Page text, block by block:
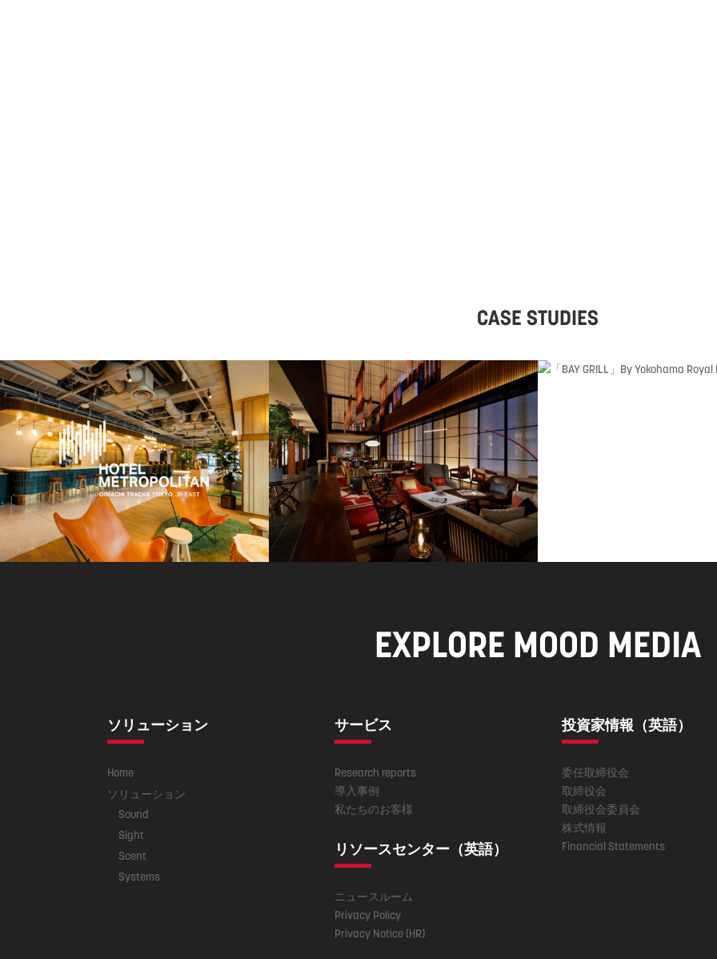
CASE STUDIES
EXPLORE MOOD MEDIA
ソリューション
Home
ソリューション
Sound
Sight
Scent
Systems
サービス
Research reports
導入事例
私たちのお客様
リソースセンター（英語）
ニュースルーム
Privacy Policy
Privacy Notice (HR)
投資家情報（英語）
委任取締役会
取締役会
取締役会委員会
株式情報
Financial Statements